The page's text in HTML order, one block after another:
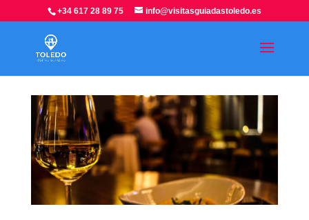
+34 617 28 89 75 info@visitasguiadastoledo.es